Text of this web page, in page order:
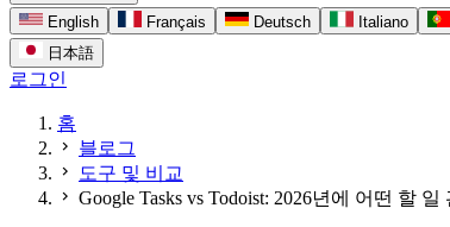
English Français Deutsch Italiano
日本語
로그인
홈
chevron_right 블로그
chevron_right 도구 및 비교
chevron_right Google Tasks vs Todoist: 2026년에 어떤 할